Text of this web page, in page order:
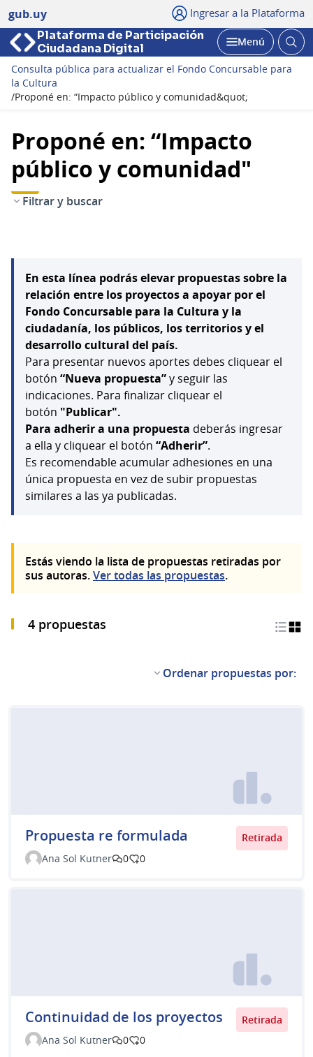
gub.uy Ingresar a la Plataforma
Plataforma de Participación
Ciudadana Digital
Abrir
Menú
Consulta pública para actualizar el Fondo Concursable para
la Cultura
/Proponé en: “Impacto público y comunidad&quot;
Proponé en: “Impacto
público y comunidad"
Filtrar y buscar
En esta línea podrás elevar propuestas sobre la
relación entre los proyectos a apoyar por el
Fondo Concursable para la Cultura y la
ciudadanía, los públicos, los territorios y el
desarrollo cultural del país.
Para presentar nuevos aportes debes cliquear el
botón “Nueva propuesta”y seguir las
indicaciones. Para finalizar cliquear el
botón "Publicar".
Para adherir a una propuesta deberás ingresar
a ella y cliquear el botón “Adherir”.
Es recomendable acumular adhesiones en una
única propuesta en vez de subir propuestas
similares a las ya publicadas.
Estás viendo la lista de propuestas retiradas por
sus autoras.Ver todas las propuestas.
4 propuestas
Ordenar propuestas por:
Propuesta re formulada
Retirada
Ana Sol Kutner
0 0
Continuidad de los proyectos
Retirada
Ana Sol Kutner
0 0